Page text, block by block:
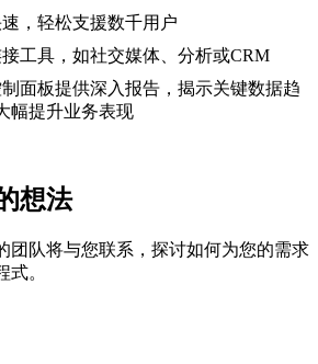
，轻松支援数千用户
工具，如社交媒体、分析或CRM
面板提供深入报告，揭示关键数据趋
幅提升业务表现
想法
团队将与您联系，探讨如何为您的需求
。